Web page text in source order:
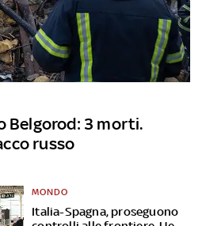
Belgorod: 3 morti.
russo
Italia-Spagna, proseguono
MONDO